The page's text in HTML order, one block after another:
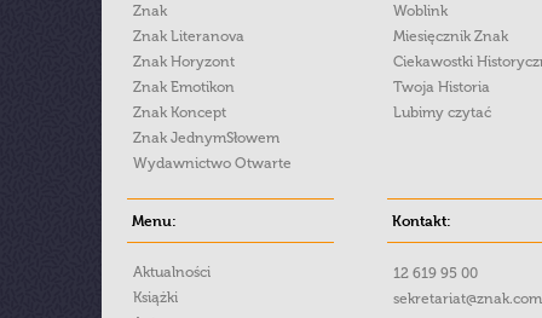
Znak
Znak Literanova
Znak Horyzont
Znak Emotikon
Znak Koncept
Znak JednymSłowem
Wydawnictwo Otwarte
Woblink
Miesięcznik Znak
Ciekawostki
Twoja Historia
Lubimy czytać
Menu:
Aktualności
Książki
Kontakt:
12 619 95 00